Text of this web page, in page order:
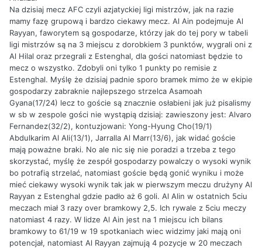
Na dzisiaj mecz AFC czyli azjatyckiej ligi mistrzów, jak na razie
mamy fazę grupową i bardzo ciekawy mecz. Al Ain podejmuje Al
Rayyan, faworytem są gospodarze, którzy jak do tej pory w tabeli
ligi mistrzów są na 3 miejscu z dorobkiem 3 punktów, wygrali oni z
Al Hilal oraz przegrali z Estenghal, dla gości natomiast będzie to
mecz o wszystko. Zdobyli oni tylko 1 punkty po remisie z
Estenghal. Myślę że dzisiaj padnie sporo bramek mimo że w ekipie
gospodarzy zabraknie najlepszego strzelca Asamoah
Gyana(17/24) lecz to goście są znacznie osłabieni jak już pisalismy
w sb w zespole gości nie wystąpią dzisiaj: zawieszony jest: Alvaro
Fernandez(32/2), kontuzjowani: Yong-Hyung Cho(19/1)
Abdulkarim Al Ali(13/1), Jarralla Al Marr(13/6), jak widać goście
mają poważne braki. No ale nic się nie poradzi a trzeba z tego
skorzystać, myślę że zespół gospodarzy powalczy o wysoki wynik
bo potrafią strzelać, natomiast goście będą gonić wyniku i może
mieć ciekawy wysoki wynik tak jak w pierwszym meczu drużyny Al
Rayyan z Estenghal gdzie padło aż 6 goli. Al Alin w ostatnich 5ciu
meczach miał 3 razy over bramkowy 2,5. Ich rywale z 5ciu meczy
natomiast 4 razy. W lidze Al Ain jest na 1 miejscu ich bilans
bramkowy to 61/19 w 19 spotkaniach wiec widzimy jaki mają oni
potencjał, natomiast Al Rayyan zajmują 4 pozycje w 20 meczach